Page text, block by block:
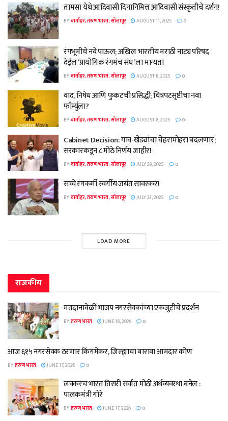
तामसा येथे आदिवासी दिनानिमित्त आदिवासी संस्कृतीचे दर्शन!
BYवार्ताहर, तरुण भारत, सोलापूर AUGUST 11, 2025 0
रंगभूमीचे नवे पाऊल; अखिल भारतीय मराठी नाट्य परिषद
देईल ‘प्रायोगिक रंगमंच संघ’ ला मान्यता
BYवार्ताहर, तरुण भारत, सोलापूर AUGUST 8, 2025 0
वाद, निषेध आणि फुकटची प्रसिद्धी; चित्रपटसृष्टीचा नवा
फॉर्म्युला?
BYवार्ताहर, तरुण भारत, सोलापूर AUGUST 8, 2025 0
Cabinet Decision: गाव-खेड्यांचा चेहरामोहरा बदलणार;
सरकारकडून ८ मोठे निर्णय जाहीर!
BYवार्ताहर, तरुण भारत, सोलापूर JULY 29, 2025 0
सच्चे रंगकर्मी स्वर्गीय जयंत सावरकर!
BYवार्ताहर, तरुण भारत, सोलापूर JULY 23, 2025 0
LOAD MORE
राजकीय
मतदानावेळी भाजप नगरसेवकांच्या एकजुटीचे प्रदर्शन
BYतरुण भारत JUNE 18, 2026 0
आज ६१५ नगरसेवक ठरणार किंगमेकर, जिल्ह्याचा बारावा आमदार कोण
BYतरुण भारत JUNE 17, 2026 0
लवकरच भारत तिसरी सर्वात मोठी अर्थव्यवस्था बनेल :
पालकमंत्री गोरे
BYतरुण भारत JUNE 17, 2026 0